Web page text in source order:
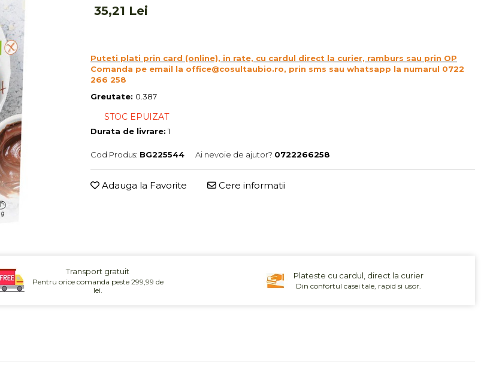
35,21 Lei
Puteti plati prin card (online), in rate, cu cardul direct la curier, ramburs sau prin OP
Comanda pe email la office@cosultaubio.ro, prin sms sau whatsapp la numarul 0722
266 258
Greutate: 0.387
STOC EPUIZAT
Durata de livrare:1
Cod Produs: BG225544 Ai nevoie de ajutor? 0722266258
Adauga la Favorite Cere informatii
Transport gratuit
Pentru orice comanda peste 299,99 de
lei.
Plateste cu cardul, direct la curier
Din confortul casei tale, rapid si usor.